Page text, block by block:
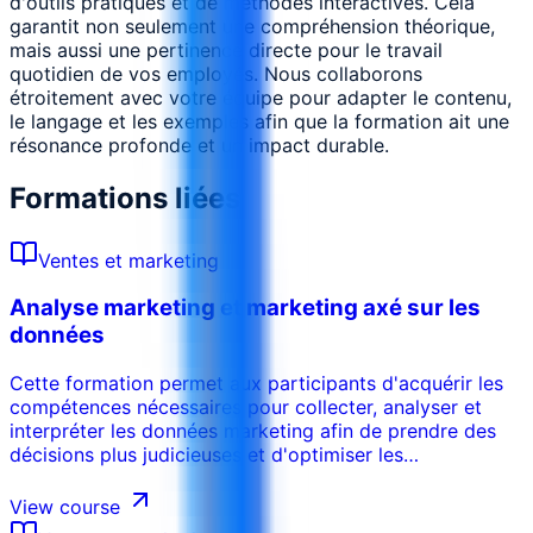
garantit non seulement une compréhension théorique,
mais aussi une pertinence directe pour le travail
quotidien de vos employés. Nous collaborons
étroitement avec votre équipe pour adapter le contenu,
le langage et les exemples afin que la formation ait une
résonance profonde et un impact durable.
Formations liées
Ventes et marketing
Analyse marketing et marketing axé sur les
données
Cette formation permet aux participants d'acquérir les
compétences nécessaires pour collecter, analyser et
interpréter les données marketing afin de prendre des
décisions plus judicieuses et d'optimiser les
essentielles, la visualisation des données, les modèles
d'attribution et l'analyse prédictive, le cours mélange la
View course